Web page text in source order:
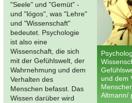
und dem
Altmann/
"Seele" und "Gemüt" -
und "lógos", was "Lehre"
und "Wissenschaft"
bedeutet. Psychologie
ist also eine
Wissenschaft, die sich
mit der Gefühlswelt, der
Wahrnehmung und dem
Verhalten des
Menschen befasst. Das
Wissen darüber wird